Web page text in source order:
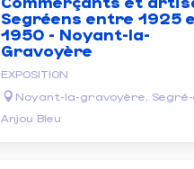
Segréens entre 1925
1950 - Noyant-la-
Gravoyère
EXPOSITION
Noyant-la-gravoyère, Segré-
Anjou Bleu